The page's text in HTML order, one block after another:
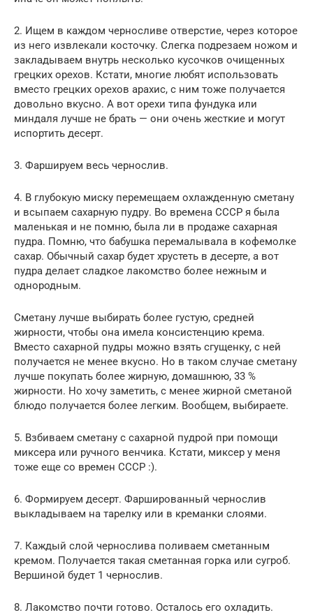
2. Ищем в каждом черносливе отверстие, через которое
из него извлекали косточку. Слегка подрезаем ножом и
закладываем внутрь несколько кусочков очищенных
грецких орехов. Кстати, многие любят использовать
вместо грецких орехов арахис, с ним тоже получается
довольно вкусно. А вот орехи типа фундука или
миндаля лучше не брать — они очень жесткие и могут
испортить десерт.
3. Фаршируем весь чернослив.
4. В глубокую миску перемещаем охлажденную сметану
и всыпаем сахарную пудру. Во времена СССР я была
маленькая и не помню, была ли в продаже сахарная
пудра. Помню, что бабушка перемалывала в кофемолке
сахар. Обычный сахар будет хрустеть в десерте, а вот
пудра делает сладкое лакомство более нежным и
однородным.
Сметану лучше выбирать более густую, средней
жирности, чтобы она имела консистенцию крема.
Вместо сахарной пудры можно взять сгущенку, с ней
получается не менее вкусно. Но в таком случае сметану
лучше покупать более жирную, домашнюю, 33 %
жирности. Но хочу заметить, с менее жирной сметаной
блюдо получается более легким. Вообщем, выбираете.
5. Взбиваем сметану с сахарной пудрой при помощи
миксера или ручного венчика. Кстати, миксер у меня
тоже еще со времен СССР :).
6. Формируем десерт. Фаршированный чернослив
выкладываем на тарелку или в креманки слоями.
7. Каждый слой чернослива поливаем сметанным
кремом. Получается такая сметанная горка или сугроб.
Вершиной будет 1 чернослив.
8. Лакомство почти готово. Осталось его охладить.